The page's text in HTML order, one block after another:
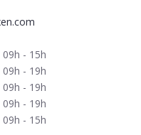
09h - 15h
09h - 19h
09h - 19h
09h - 19h
09h - 15h